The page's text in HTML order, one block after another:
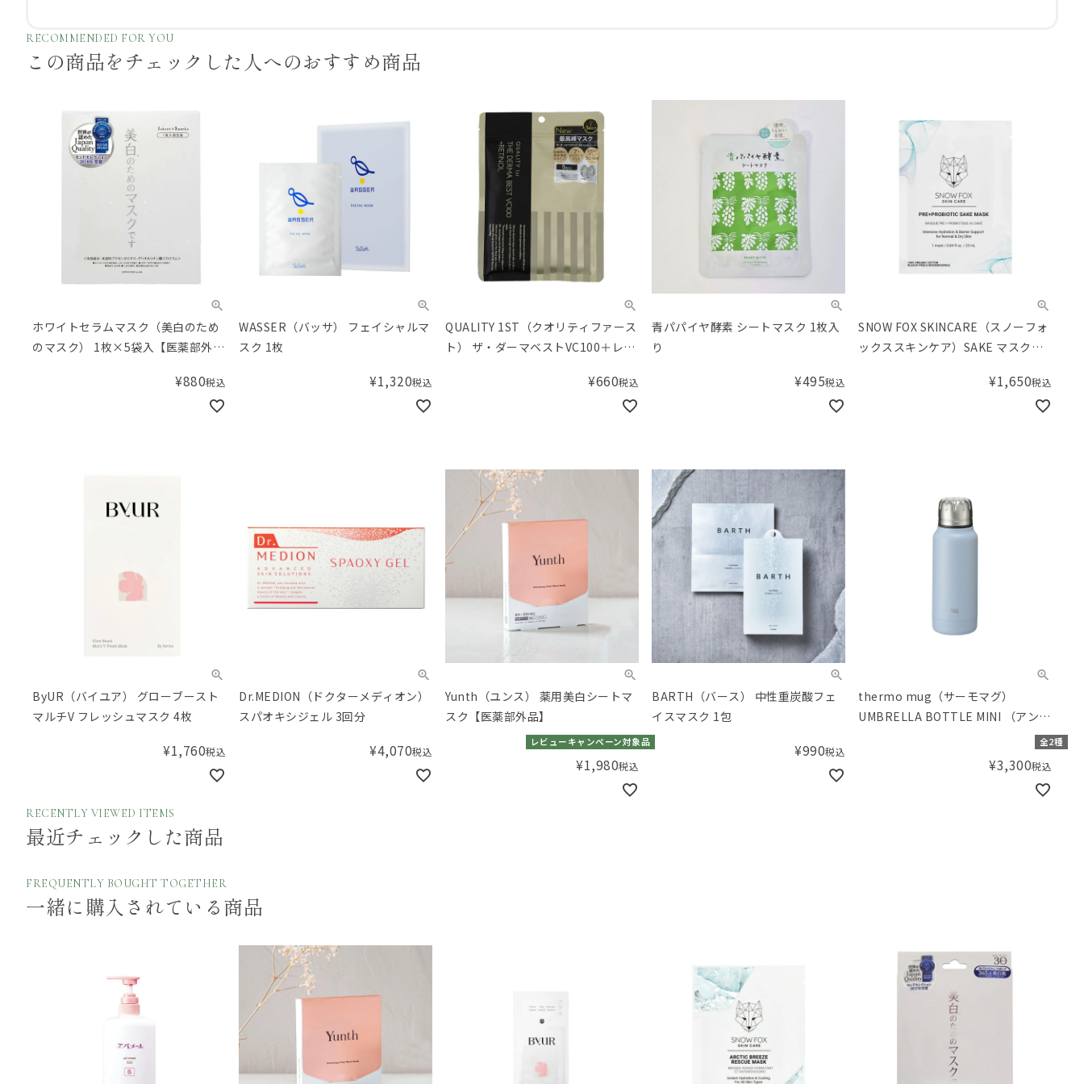
RECOMMENDED FOR YOU
この商品をチェックした 人へのおすすめ商品
ホワイトセラムマスク（美白のため
のマスク） 1枚×5袋入【医薬部外
¥880税込
WASSER（バッサ） フェイシャルマ
スク 1枚
¥1,320税込
QUALITY 1ST（クオリティファース
ト） ザ・ダーマベストVC100＋レチ
¥660税込
青パパイヤ酵素 シートマスク 1枚入
り
¥495税込
SNOW FOX SKINCARE（スノーフォ
ックススキンケア）SAKE マスク（1
¥1,650税込
ByUR（バイユア） グローブースト
マルチV フレッシュマスク 4枚
¥1,760税込
Dr.MEDION（ドクターメディオン）
スパオキシジェル 3回分
¥4,070税込
Yunth（ユンス） 薬用美白シートマ
スク【医薬部外品】
レビューキャンペーン対象品
¥1,980税込
BARTH（バース） 中性重炭酸フェ
イスマスク 1包
¥990税込
thermo mug（サーモマグ）
UMBRELLA BOTTLE MINI （アンブ
全2種
¥3,300税込
RECENTLY VIEWED ITEMS
最近チェックした商品
FREQUENTLY BOUGHT TOGETHER
一緒に購入されている商品